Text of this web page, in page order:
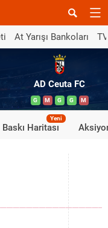
At Yarışı Bankoları
AD Ceuta FC
G M G G M
Baskı Haritası
Yeni